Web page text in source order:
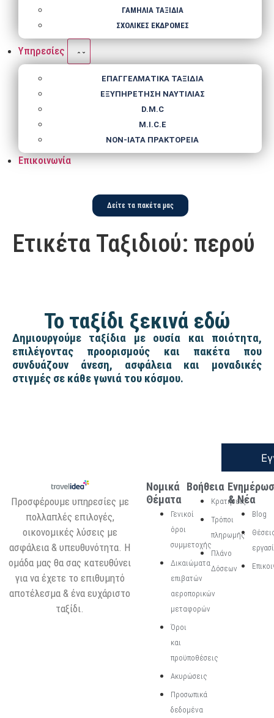
ΓΑΜΗΛΙΑ ΤΑΞΙΔΙΑ
ΣΧΟΛΙΚΕΣ ΕΚΔΡΟΜΕΣ
Υπηρεσίες
ΕΠΑΓΓΕΛΜΑΤΙΚΑ ΤΑΞΙΔΙΑ
ΕΞΥΠΗΡΕΤΗΣΗ ΝΑΥΤΙΛΙΑΣ
D.M.C
M.I.C.E
NΟΝ-IATA ΠΡΑΚΤΟΡΕΙΑ
Επικοινωνία
Δείτε τα πακέτα μας
Ετικέτα Ταξιδιού: περού
Το ταξίδι ξεκινά εδώ
Δημιουργούμε ταξίδια με ουσία και ποιότητα,
επιλέγοντας προορισμούς και πακέτα που
συνδυάζουν άνεση, ασφάλεια και μοναδικές
στιγμές σε κάθε γωνιά του κόσμου.
Προσφέρουμε υπηρεσίες με
πολλαπλές επιλογές,
οικονομικές λύσεις με
ασφάλεια & υπευθυνότητα. Η
ομάδα μας θα σας κατευθύνει
για να έχετε το επιθυμητό
αποτέλεσμα & ένα ευχάριστο
ταξίδι.
Νομικά
Θέματα
Γενικοί
όροι
συμμετοχής
Δικαιώματα
επιβατών
αεροπορικών
μεταφορών
Όροι
και
προϋποθέσεις
Ακυρώσεις
Προσωπικά
δεδομένα
Βοήθεια
Κρατήσεις
Τρόποι
πληρωμής
Πλάνο
Δόσεων
& Νέα
Blog